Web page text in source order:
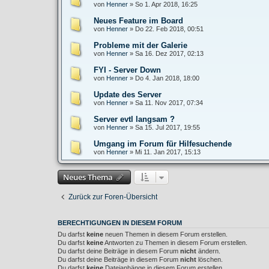
von Henner » So 1. Apr 2018, 16:25
Neues Feature im Board
von Henner » Do 22. Feb 2018, 00:51
Probleme mit der Galerie
von Henner » Sa 16. Dez 2017, 02:13
FYI - Server Down
von Henner » Do 4. Jan 2018, 18:00
Update des Server
von Henner » Sa 11. Nov 2017, 07:34
Server evtl langsam ?
von Henner » Sa 15. Jul 2017, 19:55
Umgang im Forum für Hilfesuchende
von Henner » Mi 11. Jan 2017, 15:13
Neues Thema
Zurück zur Foren-Übersicht
BERECHTIGUNGEN IN DIESEM FORUM
Du darfst keine neuen Themen in diesem Forum erstellen.
Du darfst keineAntworten zu Themen in diesem Forum erstellen.
Du darfst deine Beiträge in diesem Forum nicht ändern.
Du darfst deine Beiträge in diesem Forum nicht löschen.
Du darfst keine Dateianhänge in diesem Forum erstellen.